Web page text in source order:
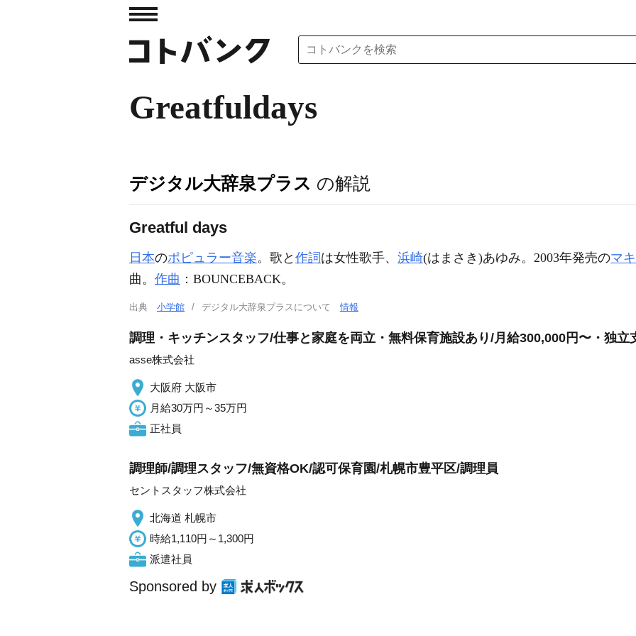
Greatfuldays
デジタル大辞泉プラス の解説
Greatful days
日本のポピュラー音楽。歌と 作詞 は女性歌手、 浜崎(はまさき)あゆみ。2003年発売のマ
曲。 作曲 ：BOUNCEBACK。
出典 小学館 デジタル大辞泉プラスについて情報
調理・キッチンスタッフ/仕事と家庭を両立・無料保育施設あり/月給300,000円〜・独立
asse株式会社
大阪府 大阪市
月給30万円～35万円
正社員
調理師/調理スタッフ/無資格OK/認可保育園/札幌市豊平区/調理員
セントスタッフ株式会社
北海道 札幌市
時給1,110円～1,300円
派遣社員
Sponsored by